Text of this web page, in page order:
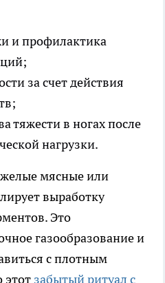
и профилактика
за счет действия
тяжести в ногах после
нагрузки.
мясные или
выработку
Это
газообразование и
с плотным
этот забытый ритуал с